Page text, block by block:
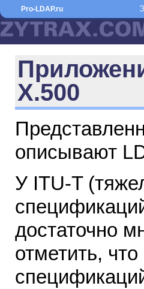
X.500
описывают
У ITU-T
достаточно
отметить,
Pro-LDAP.ru